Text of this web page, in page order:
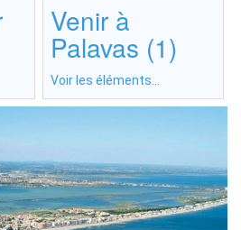
Venir à
Palavas (1)
Voir les éléments...